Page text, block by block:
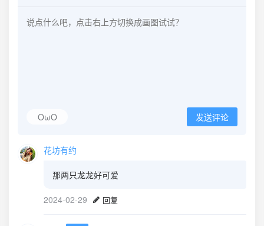
OωO 发送评论
花坊有约
那两只龙龙好可爱
2024-02-29 回复